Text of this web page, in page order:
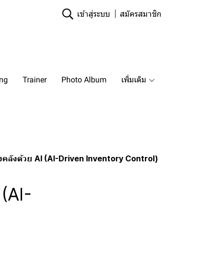
เข้าสู่ระบบ สมัครสมาชิก
Trainer Photo Album เพิ่มเติม
ลังด้วย AI (AI-Driven Inventory Control)